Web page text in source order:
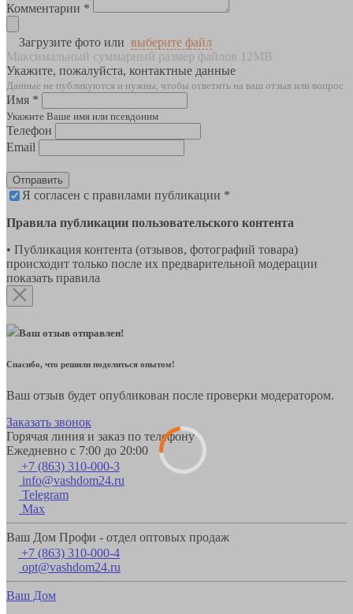
Комментарии *
Загрузите фото или выберите файл
Максимальный суммарный размер файлов 12MB
Укажите, пожалуйста, контактные данные
Данные не публикуются и нужны, чтобы ответить на ваш отзыв или вопрос
Имя *
Укажите Ваше имя или псевдоним
Телефон
Email
Отправить
Я согласен с правилами публикации *
Правила публикации пользовательского контента
• Публикация контента (отзывов, фотографий товара)
происходит только после их предварительной модерации
показать правила
Ваш отзыв отправлен!
Спасибо, что решили поделиться опытом!
Ваш отзыв будет опубликован после проверки модератором.
Заказать звонок
Горячая линия и заказ по телефону
Ежедневно с 7:00 до 20:00
+7 (863) 310-000-3
info@vashdom24.ru
Telegram
Max
Ваш Дом Профи - отдел оптовых продаж
+7 (863) 310-000-4
opt@vashdom24.ru
Ваш Дом